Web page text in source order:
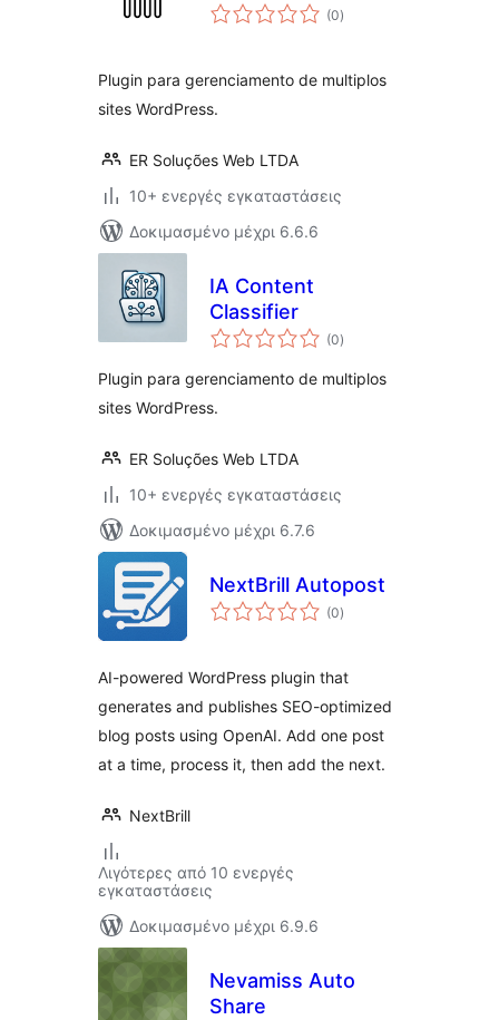
(0αξιολογήσεις
σύνολο
)
Plugin para gerenciamento de multiplos
sites WordPress.
ER Soluções Web LTDA
10+ ενεργές εγκαταστάσεις
Δοκιμασμένο μέχρι 6.6.6
IA Content
Classifier
(0αξιολογήσεις
σύνολο
)
Plugin para gerenciamento de multiplos
sites WordPress.
ER Soluções Web LTDA
10+ ενεργές εγκαταστάσεις
Δοκιμασμένο μέχρι 6.7.6
NextBrill Autopost
(0αξιολογήσεις
σύνολο
)
AI-powered WordPress plugin that
generates and publishes SEO-optimized
blog posts using OpenAI. Add one post
at a time, process it, then add the next.
NextBrill
Λιγότερες από 10 ενεργές
εγκαταστάσεις
Δοκιμασμένο μέχρι 6.9.6
Nevamiss Auto
Share